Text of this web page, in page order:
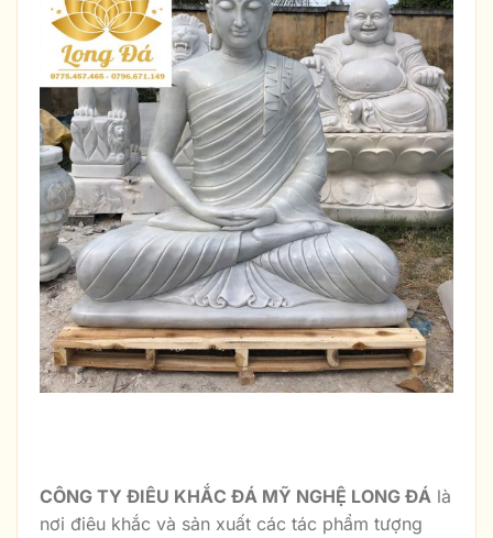
CÔNG TY ĐIÊU KHẮC ĐÁ MỸ NGHỆ LONG ĐÁ là
nơi điêu khắc và sản xuất các tác phẩm tượng